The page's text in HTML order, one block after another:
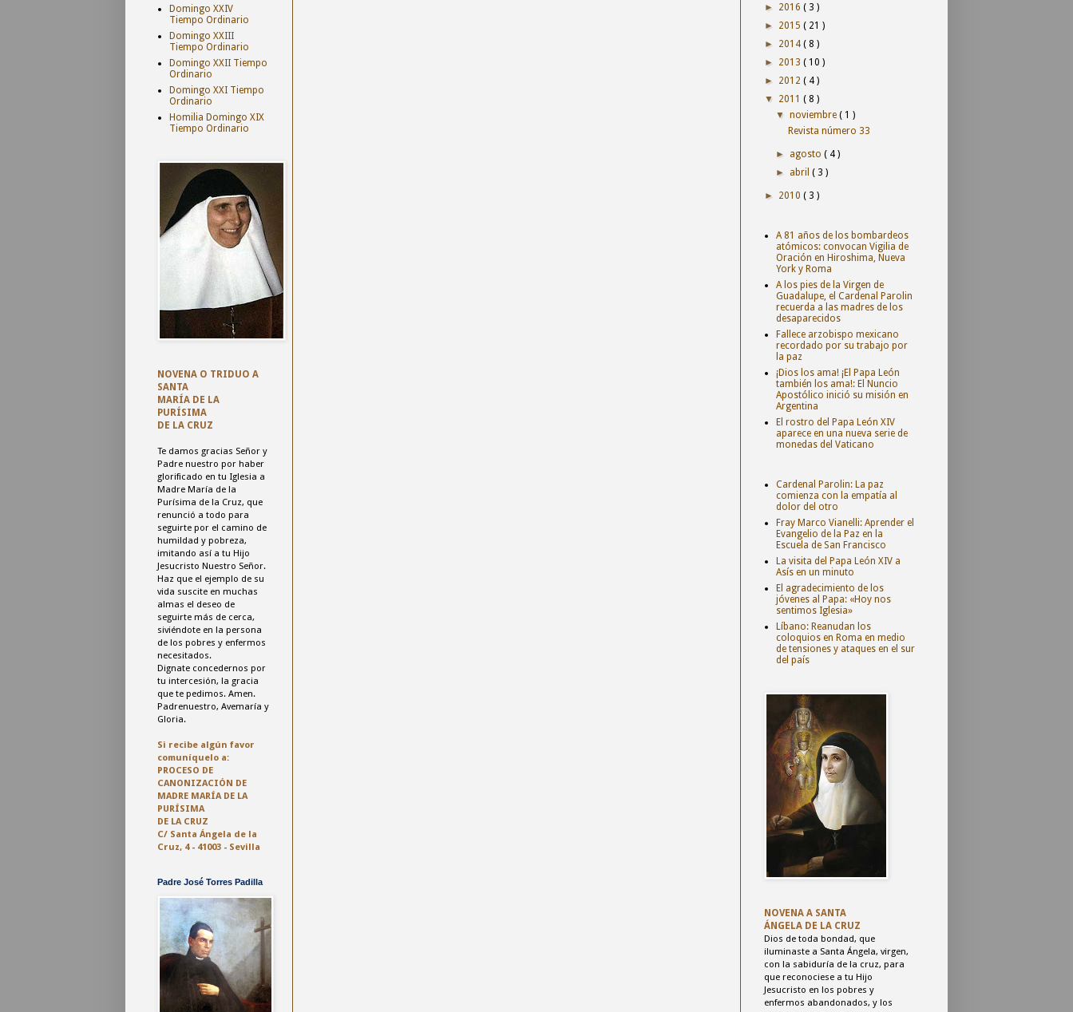
Domingo XXIV
Tiempo Ordinario
Domingo XXIII
Tiempo Ordinario
Domingo XXII Tiempo
Ordinario
Domingo XXI Tiempo
Ordinario
Homilia Domingo XIX
Tiempo Ordinario
NOVENA O TRIDUO A
SANTA
MARÍA DE LA
PURÍSIMA
DE LA CRUZ
Te damos gracias Señor y
Padre nuestro por haber
glorificado en tu Iglesia a
Madre María de la
Purísima de la Cruz, que
renunció a todo para
seguirte por el camino de
humildad y pobreza,
imitando así a tu Hijo
Jesucristo Nuestro Señor.
Haz que el ejemplo de su
vida suscite en muchas
almas el deseo de
seguirte más de cerca,
siviéndote en la persona
de los pobres y enfermos
necesitados.
Dignate concedernos por
tu intercesión, la gracia
que te pedimos. Amen.
Padrenuestro, Avemaría y
Gloria.
Si recibe algún favor
comuníquelo a:
PROCESO DE
CANONIZACIÓN DE
MADRE MARÍA DE LA
PURÍSIMA
DE LA CRUZ
C/ Santa Ángela de la
Cruz, 4 - 41003 - Sevilla
Padre José Torres Padilla
► 2016 ( 3 )
► 2015 ( 21 )
► 2014 ( 8 )
► 2013 ( 10 )
► 2012 ( 4 )
▼ 2011 ( 8 )
▼noviembre( 1 )
Revista número 33
► agosto( 4 )
► abril( 3 )
► 2010 ( 3 )
A 81 años de los bombardeos
atómicos: convocan Vigilia de
Oración en Hiroshima, Nueva
York y Roma
A los pies de la Virgen de
Guadalupe, el Cardenal Parolin
recuerda a las madres de los
desaparecidos
Fallece arzobispo mexicano
recordado por su trabajo por
la paz
¡Dios los ama! ¡El Papa León
también los ama!: El Nuncio
Apostólico inició su misión en
Argentina
El rostro del Papa León XIV
aparece en una nueva serie de
monedas del Vaticano
Cardenal Parolin: La paz
comienza con la empatía al
dolor del otro
Fray Marco Vianelli: Aprender el
Evangelio de la Paz en la
Escuela de San Francisco
La visita del Papa León XIV a
Asís en un minuto
El agradecimiento de los
jóvenes al Papa: «Hoy nos
sentimos Iglesia»
Líbano: Reanudan los
coloquios en Roma en medio
de tensiones y ataques en el sur
del país
NOVENA A SANTA
ÁNGELA DE LA CRUZ
Dios de toda bondad, que
iluminaste a Santa Ángela, virgen,
con la sabiduría de la cruz, para
que reconociese a tu Hijo
Jesucristo en los pobres y
enfermos abandonados, y los